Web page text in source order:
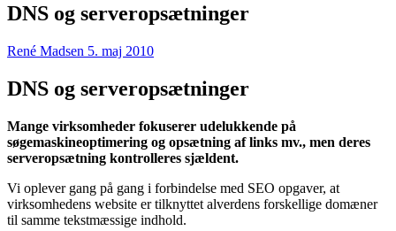
DNS og serveropsætninger
René Madsen 5. maj 2010
DNS og serveropsætninger
Mange virksomheder fokuserer udelukkende på
søgemaskineoptimering og opsætning af links mv., men deres
serveropsætning kontrolleres sjældent.
Vi oplever gang på gang i forbindelse med SEO opgaver, at
virksomhedens website er tilknyttet alverdens forskellige domæner
til samme tekstmæssige indhold.